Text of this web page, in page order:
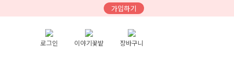
가입하기
로그인 이야기꽃밭 장바구니